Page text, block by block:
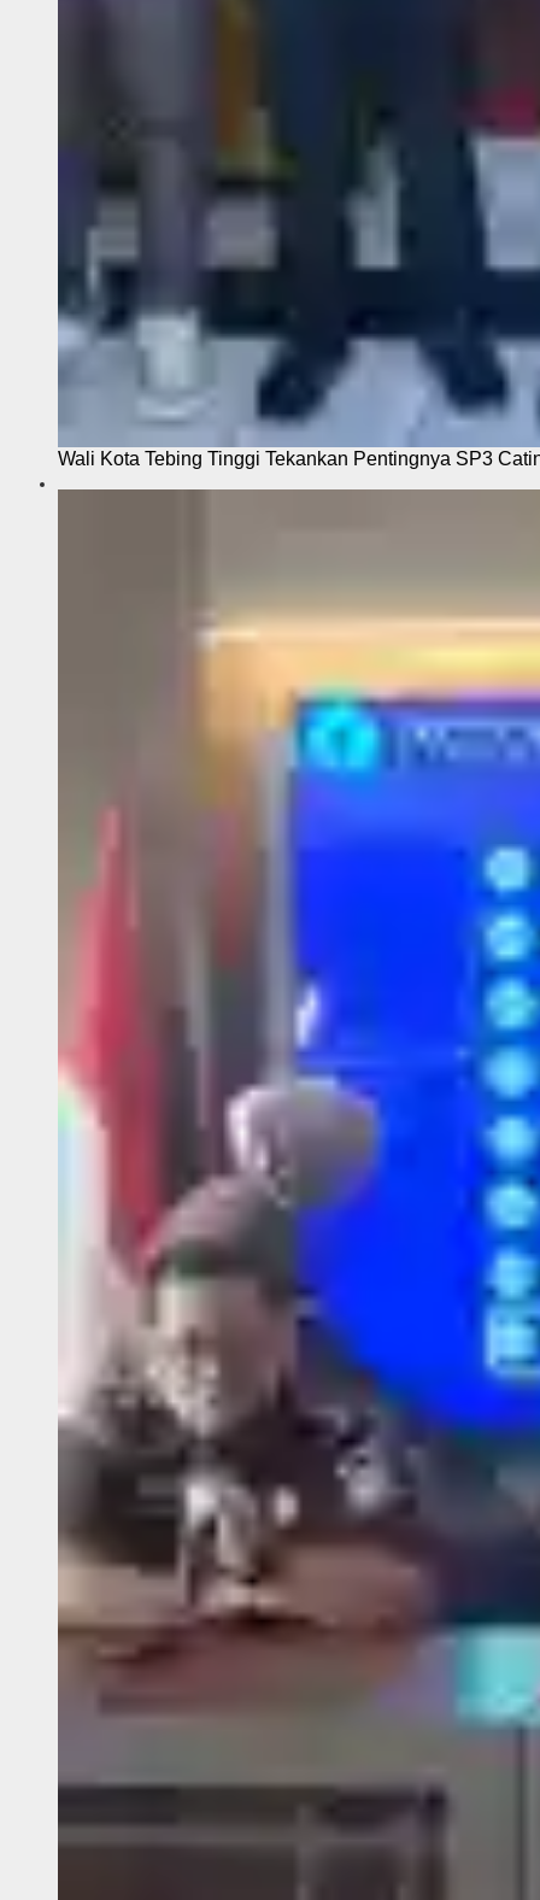
Wali Kota Tebing Tinggi Tekankan Pentingnya SP3